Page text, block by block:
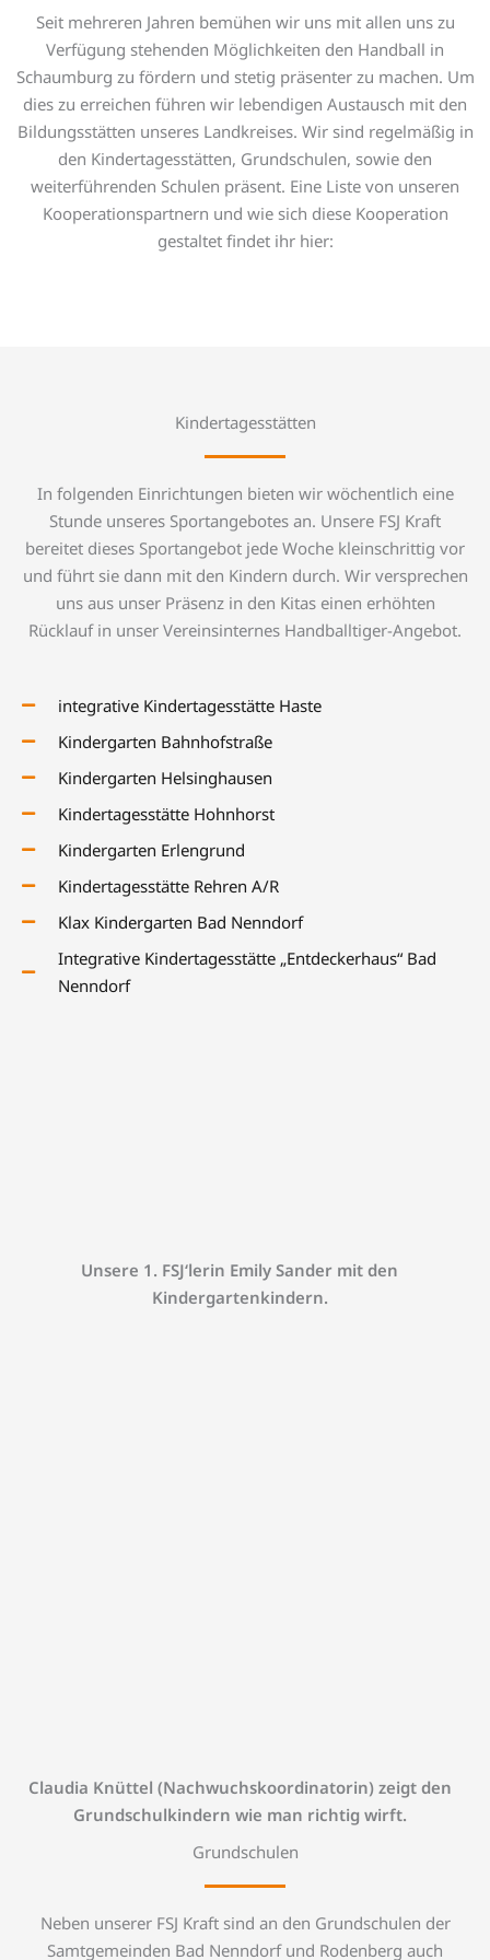
Seit mehreren Jahren bemühen wir uns mit allen uns zu
Verfügung stehenden Möglichkeiten den Handball in
Schaumburg zu fördern und stetig präsenter zu machen. Um
dies zu erreichen führen wir lebendigen Austausch mit den
Bildungsstätten unseres Landkreises. Wir sind regelmäßig in
den Kindertagesstätten, Grundschulen, sowie den
weiterführenden Schulen präsent. Eine Liste von unseren
Kooperationspartnern und wie sich diese Kooperation
gestaltet findet ihr hier:
Kindertagesstätten
In folgenden Einrichtungen bieten wir wöchentlich eine
Stunde unseres Sportangebotes an. Unsere FSJ Kraft
bereitet dieses Sportangebot jede Woche kleinschrittig vor
und führt sie dann mit den Kindern durch. Wir versprechen
uns aus unser Präsenz in den Kitas einen erhöhten
Rücklauf in unser Vereinsinternes Handballtiger-Angebot.
integrative Kindertagesstätte Haste
Kindergarten Bahnhofstraße
Kindergarten Helsinghausen
Kindertagesstätte Hohnhorst
Kindergarten Erlengrund
Kindertagesstätte Rehren A/R
Klax Kindergarten Bad Nenndorf
Integrative Kindertagesstätte „Entdeckerhaus“ Bad
Nenndorf
Unsere 1. FSJ‘lerin Emily Sander mit den
Kindergartenkindern.
Claudia Knüttel (Nachwuchskoordinatorin) zeigt den
Grundschulkindern wie man richtig wirft.
Grundschulen
Neben unserer FSJ Kraft sind an den Grundschulen der
Samtgemeinden Bad Nenndorf und Rodenberg auch